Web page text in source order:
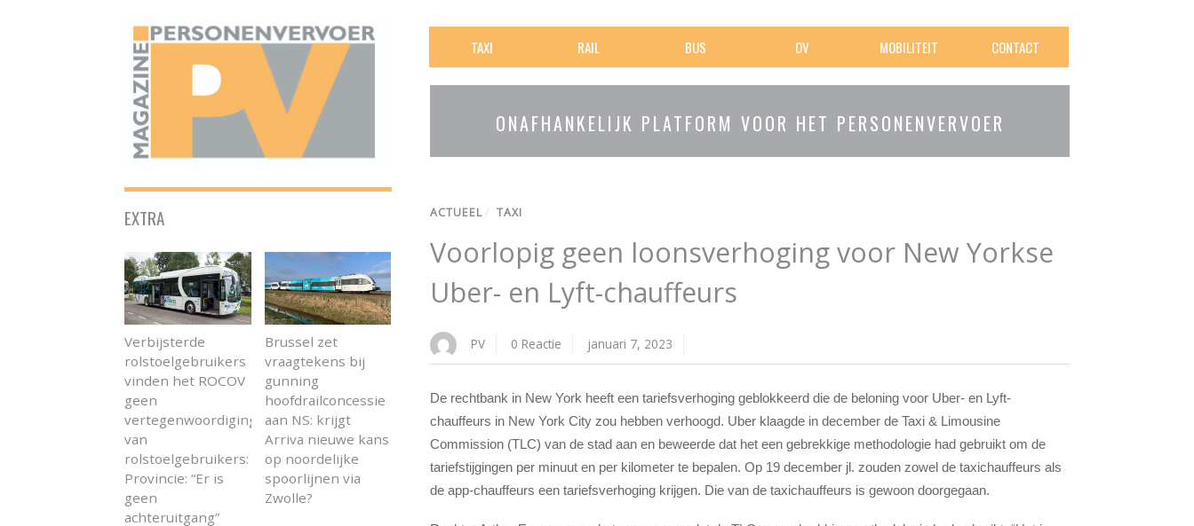
TAXI RAIL BUS OV MOBILITEIT CONTACT
ONAFHANKELIJK PLATFORM VOOR HET PERSONENVERVOER
ACTUEEL/ TAXI
Voorlopig geen loonsverhoging voor New Yorkse
Uber- en Lyft-chauffeurs
PV 0 Reactie januari 7, 2023
De rechtbank in New York heeft een tariefsverhoging geblokkeerd die de beloning voor Uber- en Lyft-
chauffeurs in New York City zou hebben verhoogd. Uber klaagde in december de Taxi & Limousine
Commission (TLC) van de stad aan en beweerde dat het een gebrekkige methodologie had gebruikt om de
tariefstijgingen per minuut en per kilometer te bepalen. Op 19 december jl. zouden zowel de taxichauffeurs als
de app-chauffeurs een tariefsverhoging krijgen. Die van de taxichauffeurs is gewoon doorgegaan.
EXTRA
Verbijsterde
rolstoelgebruikers
vinden het ROCOV
geen
vertegenwoordiging
van
rolstoelgebruikers:
Provincie: “Er is
geen
achteruitgang”
Brussel zet
vraagtekens bij
gunning
hoofdrailconcessie
aan NS: krijgt
Arriva nieuwe kans
op noordelijke
spoorlijnen via
Zwolle?